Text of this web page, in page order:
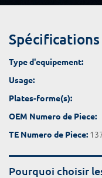
Type d'equipement:
Usage:
Plates-forme(s):
OEM Numero de Piece:
TE Numero de Piece:
Pourquoi choisir